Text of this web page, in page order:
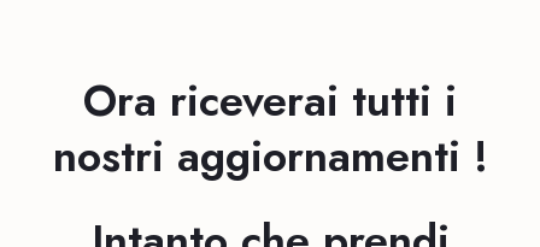
Ora riceverai tutti i
nostri aggiornamenti !